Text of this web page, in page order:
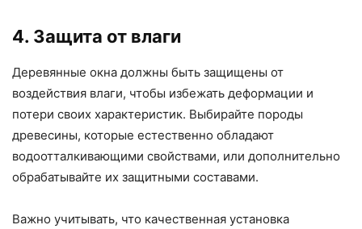
4. Защита от влаги
Деревянные окна должны быть защищены от
воздействия влаги, чтобы избежать деформации и
потери своих характеристик. Выбирайте породы
древесины, которые естественно обладают
водоотталкивающими свойствами, или дополнительно
обрабатывайте их защитными составами.
Важно учитывать, что качественная установка